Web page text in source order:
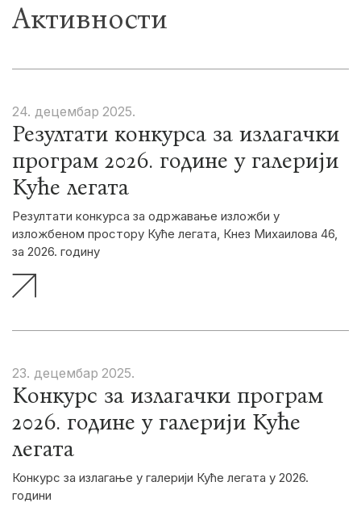
Активности
24. децембар 2025.
Резултати конкурса за излагачки
програм 2026. године у галерији
Куће легата
Резултати конкурса за одржавање изложби у
изложбеном простору Куће легата, Кнез Михаилова 46,
за 2026. годину
23. децембар 2025.
Конкурс за излагачки програм
2026. године у галерији Куће
легата
Конкурс за излагање у галерији Куће легата у 2026.
години